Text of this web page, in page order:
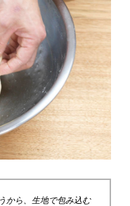
から、生地で包み込む